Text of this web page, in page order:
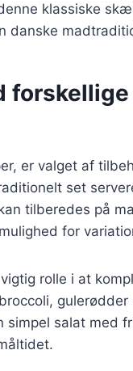
klassiske
danske
er valget af
set
tilberedes på
for
rolle i at
salat med